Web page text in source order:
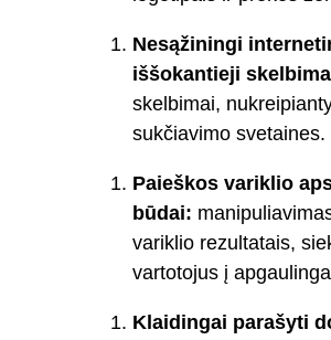
Nesąžiningi
iššokantieji
skelbimai,
sukčiavimo svetaines.
Paieškos variklio
būdai:
variklio rezultatais,
vartotojus į
Klaidingai parašyti